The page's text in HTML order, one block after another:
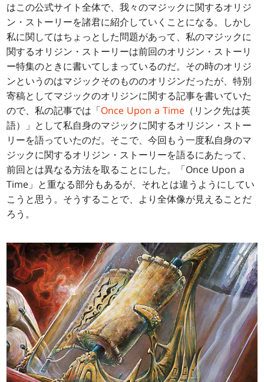
はこの公式サイト全体で、我々のマジックに関するオリジ
ン・ストーリーを諸君に紹介していくことになる。しかし
私に関してはちょっとした問題があって、私のマジックに
関するオリジン・ストーリーは前回のオリジン・ストーリ
ー特集のときに書いてしまっているのだ。その時のオリジ
ンというのはマジックそのもののオリジンだったが、特別
寄稿としてマジックのオリジンに関する記事を書いていた
ので、私の記事では「Once Upon a Time （リンク先は英
語）」として私自身のマジックに関するオリジン・ストー
リーを語っていたのだ。そこで、今回もう一度私自身のマ
ジックに関するオリジン・ストーリーを語るにあたって、
前回とは異なる方法を取ることにした。「Once Upon a
Time」と重なる部分もあるが、それとは違うようにしてい
こうと思う。そうすることで、より全体像が見えることだ
ろう。